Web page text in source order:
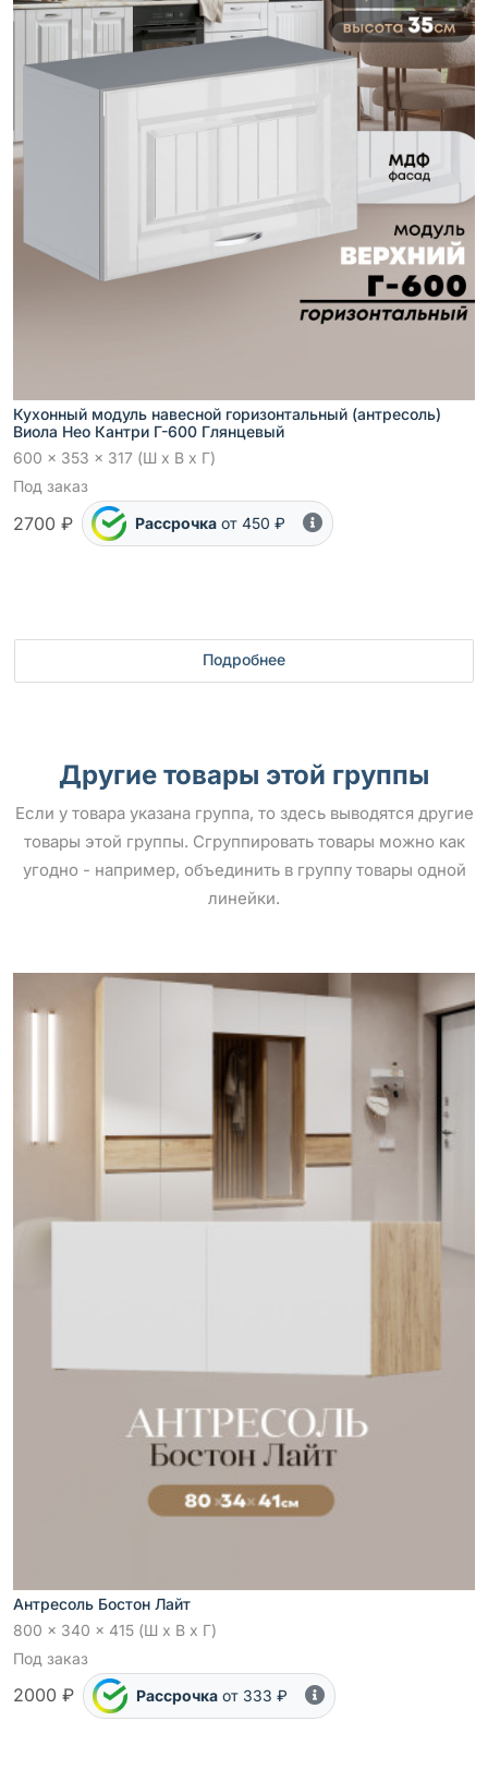
Кухонный модуль навесной горизонтальный (антресоль)
Виола Нео Кантри Г-600 Глянцевый
600 x 353 x 317 (Ш x В x Г)
Под заказ
2700 ₽ Рассрочка от 450 ₽
Подробнее
Другие товары этой группы
Если у товара указана группа, то здесь выводятся другие
товары этой группы. Сгруппировать товары можно как
угодно - например, объединить в группу товары одной
линейки.
Антресоль Бостон Лайт
800 x 340 x 415 (Ш x В x Г)
Под заказ
2000 ₽ Рассрочка от 333 ₽